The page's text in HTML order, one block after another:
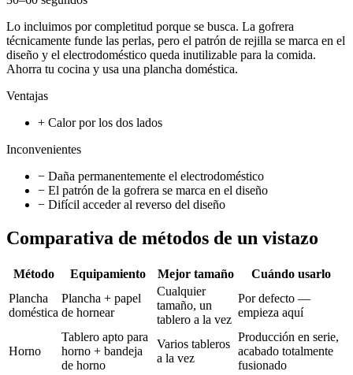
Lo incluimos por completitud porque se busca. La gofrera
técnicamente funde las perlas, pero el patrón de rejilla se marca en el
diseño y el electrodoméstico queda inutilizable para la comida.
Ahorra tu cocina y usa una plancha doméstica.
Ventajas
+ Calor por los dos lados
Inconvenientes
− Daña permanentemente el electrodoméstico
− El patrón de la gofrera se marca en el diseño
− Difícil acceder al reverso del diseño
Comparativa de métodos de un vistazo
Método Equipamiento Mejor tamaño
Cuándo usarlo
Plancha
doméstica
Plancha + papel
de hornear
Cualquier
tamaño, un
tablero a la vez
Por defecto —
empieza aquí
Horno
Tablero apto para
horno + bandeja
de horno
Varios tableros
a la vez
Producción en serie,
acabado totalmente
fusionado